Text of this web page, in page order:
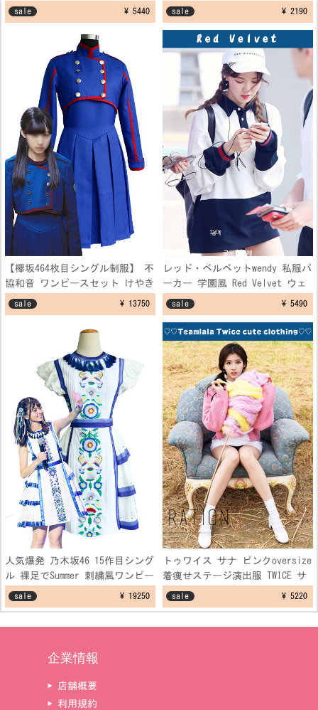
化祭仮装コスプレ衣装 学園祭演
出服
sale ¥ 5440
ェザーネックレス アクセサリー
sale ¥ 2190
【欅坂464枚目シングル制服】 不
協和音 ワンピースセット けやき
坂 ブルー 制服コスプレ衣装
sale ¥ 13750
レッド・ベルベットwendy 私服パ
ーカー 学園風 Red Velvet ウェ
ンディ 空港ファッション制服 フ
リーサイズ
sale ¥ 5490
人気爆発 乃木坂46 15作目シング
ル 裸足でSummer 刺繍風ワンピー
スコスプレ衣装
sale ¥ 19250
トゥワイス サナ ピンクoversize
着痩せステージ演出服 TWICE サ
ナ セーター ダンス制服衣装
sale ¥ 5220
企業情報
▶ 店舗概要
▶ 利用規約